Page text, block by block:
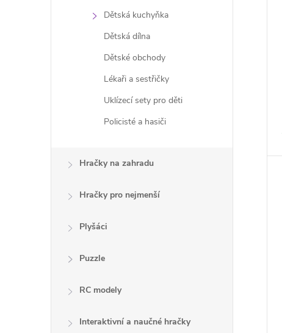
Dětská kuchyňka
Dětská dílna
Dětské obchody
Lékaři a sestřičky
Uklízecí sety pro děti
Policisté a hasiči
Hračky na zahradu
Hračky pro nejmenší
Plyšáci
Puzzle
RC modely
Interaktivní a naučné hračky